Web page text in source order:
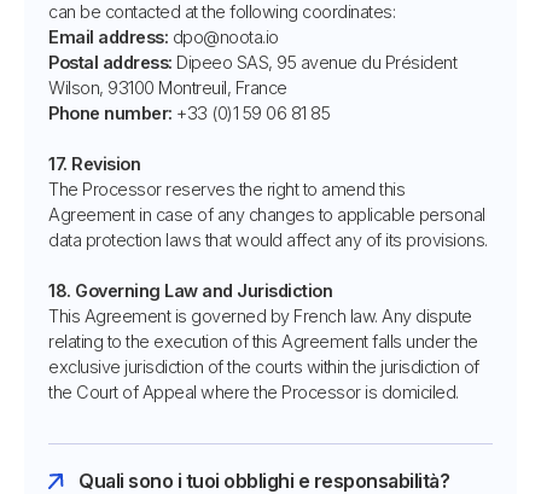
can be contacted at the following coordinates:
Email address: dpo@noota.io
Postal address: Dipeeo SAS, 95 avenue du Président
Wilson, 93100 Montreuil, France
Phone number: +33 (0)1 59 06 81 85
17. Revision
The Processor reserves the right to amend this
Agreement in case of any changes to applicable personal
data protection laws that would affect any of its provisions.
18. Governing Law and Jurisdiction
This Agreement is governed by French law. Any dispute
relating to the execution of this Agreement falls under the
exclusive jurisdiction of the courts within the jurisdiction of
the Court of Appeal where the Processor is domiciled.
Quali sono i tuoi obblighi e responsabilità?